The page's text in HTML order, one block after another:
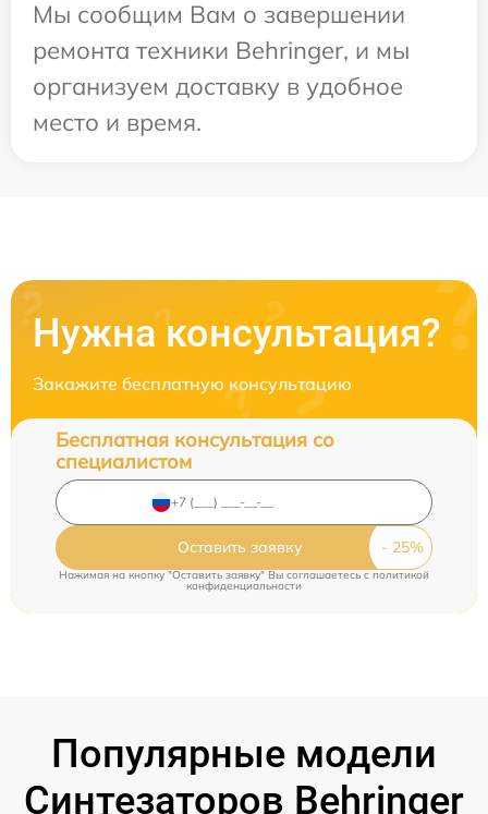
Мы сообщим Вам о завершении
ремонта техники Behringer, и мы
организуем доставку в удобное
место и время.
Нужна консультация?
Закажите бесплатную консультацию
Бесплатная консультация со
специалистом
Оставить заявку
Нажимая на кнопку "Оставить заявку" Вы соглашаетесь cполитикой
конфиденциальности
Популярные модели
Синтезаторов Behringer